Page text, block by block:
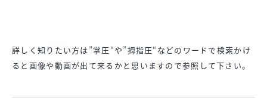
詳しく知りたい方は”掌圧“や”拇指圧“などのワードで検索かけ
ると画像や動画が出て来るかと思いますので参照して下さい。